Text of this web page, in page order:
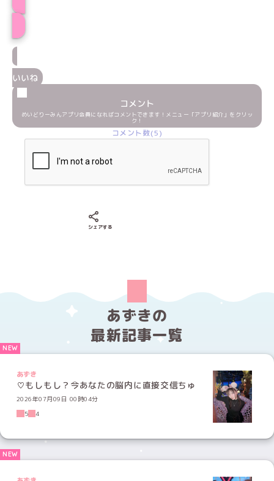
いいね
コメント
めいどりーみんアプリ会員になればコメントできます！メニュー「アプリ紹介」をクリッ
ク！
コメント数(5)
シェアする
あずきの
最新記事一覧
あずき
♡もしもし？今あなたの脳内に直接交信ちゅ
2026年07月09日 00時04分
5
4